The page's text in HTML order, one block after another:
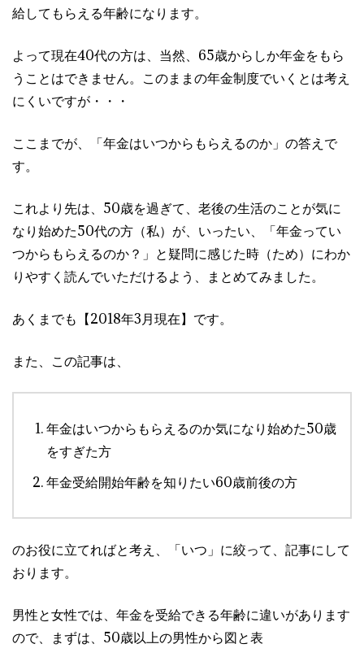
給してもらえる年齢になります。
よって現在40代の方は、当然、65歳からしか年金をもら
うことはできません。このままの年金制度でいくとは考え
にくいですが・・・
ここまでが、「年金はいつからもらえるのか」の答えで
す。
これより先は、50歳を過ぎて、老後の生活のことが気に
なり始めた50代の方（私）が、いったい、「年金ってい
つからもらえるのか？」と疑問に感じた時（ため）にわか
りやすく読んでいただけるよう、まとめてみました。
あくまでも【2018年3月現在】です。
また、この記事は、
年金はいつからもらえるのか気になり始めた50歳
をすぎた方
年金受給開始年齢を知りたい60歳前後の方
のお役に立てればと考え、「いつ」に絞って、記事にして
おります。
男性と女性では、年金を受給できる年齢に違いがあります
ので、まずは、50歳以上の男性から図と表